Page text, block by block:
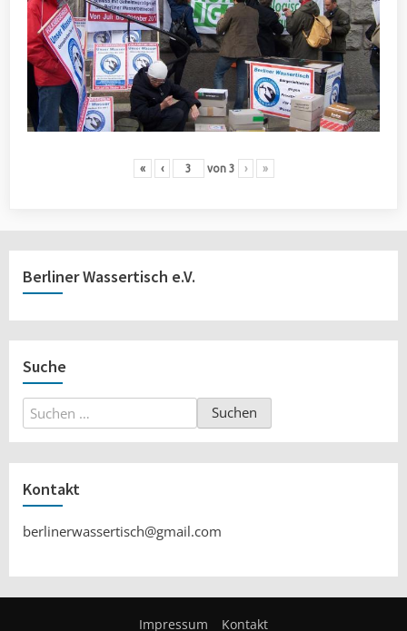
« ‹ von 3 › »
Berliner Wassertisch e.V.
Suche
Suchen
nach:
Kontakt
berlinerwassertisch@gmail.com
Impressum Kontakt